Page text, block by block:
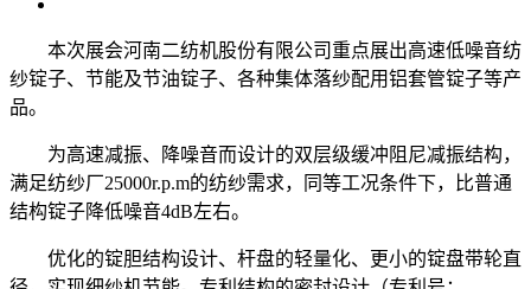
本次展会河南二纺机股份有限公司重点展出高速低噪音纺
纱锭子、节能及节油锭子、各种集体落纱配用铝套管锭子等产
品。
为高速减振、降噪音而设计的双层级缓冲阻尼减振结构，
满足纺纱厂25000r.p.m的纺纱需求，同等工况条件下，比普通
结构锭子降低噪音4dB左右。
优化的锭胆结构设计、杆盘的轻量化、更小的锭盘带轮直